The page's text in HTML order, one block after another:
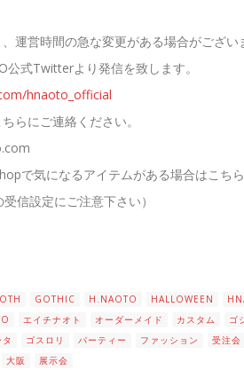
運営時間の急な変更がある場合がござい
公式Twitterより発信を致します。
hnaoto_official
らにご連絡ください。
で気になるアイテムがある場合はこち
受信設定にご注意下さい）
GOTHIC H.NAOTO HALLOWEEN
エイチナオト オーダーメイド カスタム
ゴ
ゴスロリ パーティー ファッション 受注会
大阪 展示会